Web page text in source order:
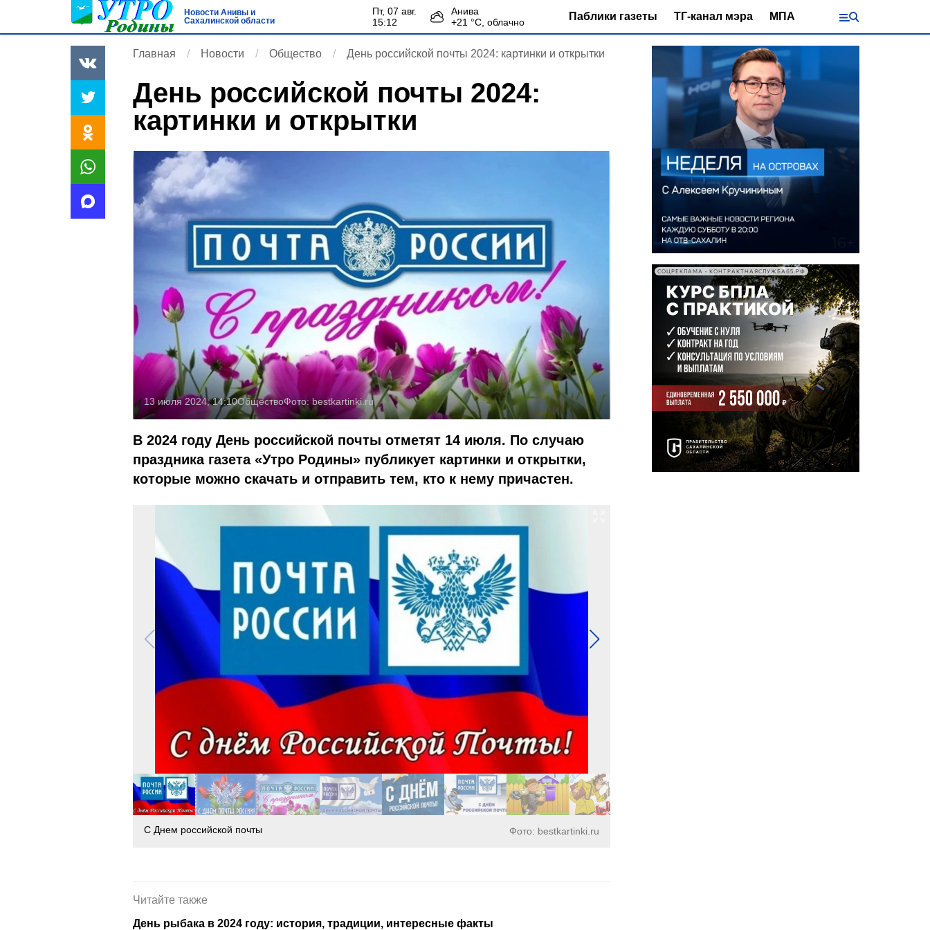
Новости Анивы и
Сахалинской области
пт, 07 авг.
15:12
Анива
+21 °С, облачно Паблики газеты ТГ-канал мэра МПА
Главная Новости Общество День российской почты 2024: картинки и открытки
День российской почты 2024:
картинки и открытки
13 июля 2024, 14:10ОбществоФото:bestkartinki.ru
В 2024 году День российской почты отметят 14 июля. По случаю
праздника газета «Утро Родины» публикует картинки и открытки,
которые можно скачать и отправить тем, кто к нему причастен.
С Днем российской почты Фото: bestkartinki.ru
Читайте также
День рыбака в 2024 году: история, традиции, интересные факты
СОЦРЕКЛАМА • КОНТРАКТНАЯСЛУЖБА65.РФ